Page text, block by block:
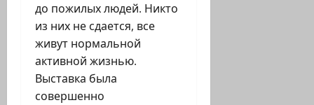
до пожилых людей. Никто
из них не сдается, все
живут нормальной
активной жизнью.
Выставка была
совершенно